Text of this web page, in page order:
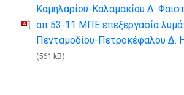
Καμηλαρίου-Καλαμακίου Δ.
απ 53-11 ΜΠΕ επεξεργασία
Πενταμοδίου-Πετροκέφαλου Δ.
(561 kB)